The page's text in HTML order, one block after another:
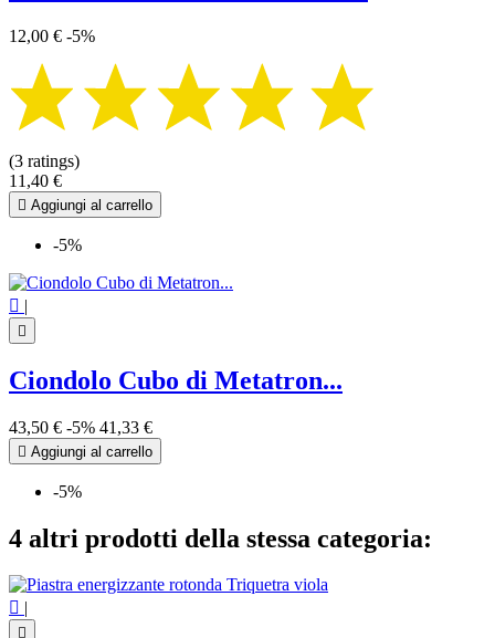
12,00 € -5%
(3 ratings)
11,40 €
 Aggiungi al carrello
-5%
 |

Ciondolo Cubo di Metatron...
43,50 € -5% 41,33 €
 Aggiungi al carrello
-5%
4 altri prodotti della stessa categoria:
 |
